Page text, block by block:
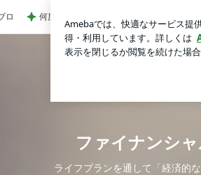
らない為の基礎講座 島根県民会
ロ 何度もサイズ感を調整したバッグ
ファイナンシ
ライフプランを通して「経済的